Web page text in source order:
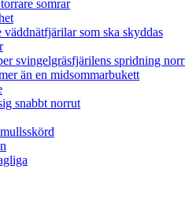
somrar
som ska skyddas
svingelgräsfjärilens spridning
än en midsommarbukett
snabbt norrut